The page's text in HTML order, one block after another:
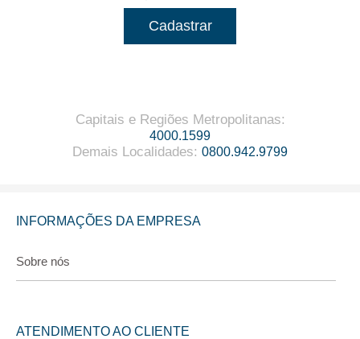
Cadastrar
Capitais e Regiões Metropolitanas:
4000.1599
Demais Localidades: 0800.942.9799
INFORMAÇÕES DA EMPRESA
Sobre nós
ATENDIMENTO AO CLIENTE